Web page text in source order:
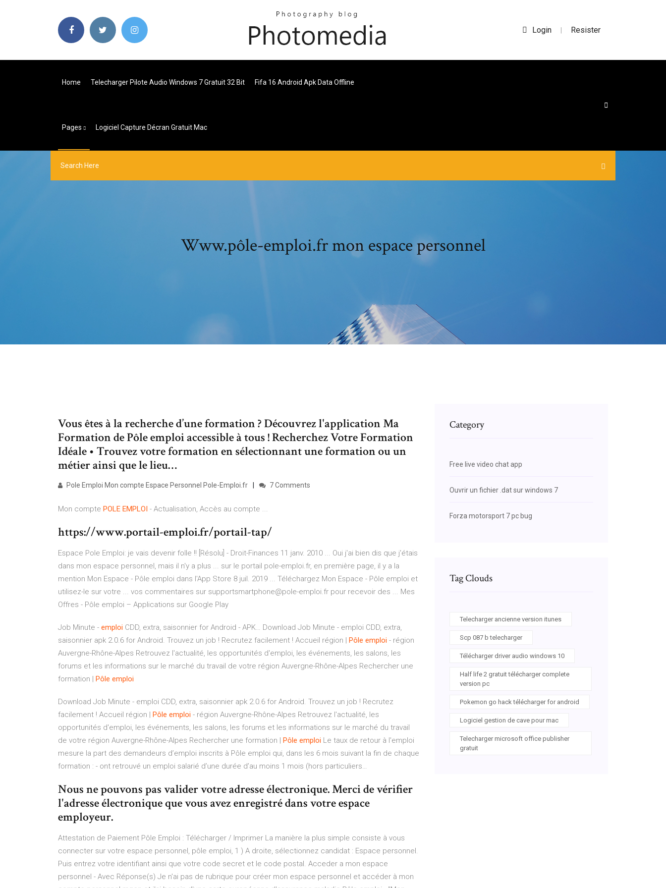
Login | Resister
Home Telecharger Pilote Audio Windows 7 Gratuit 32 Bit Fifa 16 Android Apk Data Offline
Pages Logiciel Capture Décran Gratuit Mac
Www.pôle-emploi.fr mon espace personnel
Vous êtes à la recherche d’une formation ? Découvrez l'application Ma
Formation de Pôle emploi accessible à tous ! Recherchez Votre Formation
Idéale • Trouvez votre formation en sélectionnant une formation ou un
métier ainsi que le lieu…
Pole Emploi Mon compte Espace Personnel Pole-Emploi.fr 7 Comments
Mon compte POLE EMPLOI - Actualisation, Accès au compte ...
https://www.portail-emploi.fr/portail-tap/
Espace Pole Emploi: je vais devenir folle !! [Résolu] - Droit-Finances 11 janv. 2010 ... Oui j'ai bien dis que j'étais
dans mon espace personnel, mais il n'y a plus ... sur le portail pole-emploi.fr, en première page, il y a la
mention Mon Espace - Pôle emploi dans l'App Store 8 juil. 2019 ... Téléchargez Mon Espace - Pôle emploi et
utilisez-le sur votre ... vos commentaires sur supportsmartphone@pole-emploi.fr pour recevoir des ... Mes
Offres - Pôle emploi – Applications sur Google Play
Job Minute - emploi CDD, extra, saisonnier for Android - APK… Download Job Minute - emploi CDD, extra,
saisonnier apk 2.0.6 for Android. Trouvez un job ! Recrutez facilement ! Accueil région | Pôle emploi - région
Auvergne-Rhône-Alpes Retrouvez l'actualité, les opportunités d'emploi, les événements, les salons, les
forums et les informations sur le marché du travail de votre région Auvergne-Rhône-Alpes Rechercher une
formation | Pôle emploi
Download Job Minute - emploi CDD, extra, saisonnier apk 2.0.6 for Android. Trouvez un job ! Recrutez
facilement ! Accueil région | Pôle emploi - région Auvergne-Rhône-Alpes Retrouvez l'actualité, les
opportunités d'emploi, les événements, les salons, les forums et les informations sur le marché du travail
de votre région Auvergne-Rhône-Alpes Rechercher une formation | Pôle emploi Le taux de retour à l'emploi
mesure la part des demandeurs d’emploi inscrits à Pôle emploi qui, dans les 6 mois suivant la fin de chaque
formation : - ont retrouvé un emploi salarié d’une durée d’au moins 1 mois (hors particuliers…
Nous ne pouvons pas valider votre adresse électronique. Merci de vérifier
l'adresse électronique que vous avez enregistré dans votre espace
employeur.
Attestation de Paiement Pôle Emploi : Télécharger / Imprimer La manière la plus simple consiste à vous
connecter sur votre espace personnel, pôle emploi, 1 ) A droite, sélectionnez candidat : Espace personnel.
Puis entrez votre identifiant ainsi que votre code secret et le code postal. Acceder a mon espace
personnel - Avec Réponse(s) Je n'ai pas de rubrique pour créer mon espace personnel et accéder à mon
Category
Free live video chat app
Ouvrir un fichier .dat sur windows 7
Forza motorsport 7 pc bug
Tag Clouds
Telecharger ancienne version itunes
Scp 087 b telecharger
Télécharger driver audio windows 10
Half life 2 gratuit télécharger complete
version pc
Pokemon go hack télécharger for android
Logiciel gestion de cave pour mac
Telecharger microsoft office publisher
gratuit